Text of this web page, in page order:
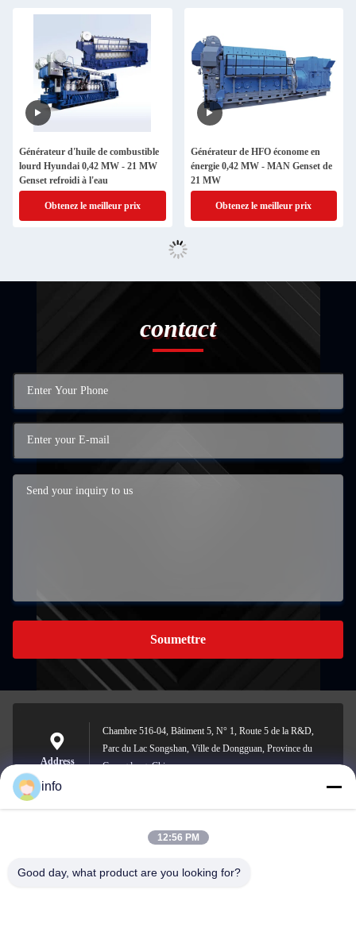
Générateur d'huile de combustible
lourd Hyundai 0,42 MW - 21 MW
Genset refroidi à l'eau
Obtenez le meilleur prix
Générateur de HFO économe en
énergie 0,42 MW - MAN Genset de
21 MW
Obtenez le meilleur prix
contact
Soumettre
Address
Chambre 516-04, Bâtiment 5, N° 1, Route 5 de la R&D,
Parc du Lac Songshan, Ville de Dongguan, Province du
Guangdong, Chine
info@gdpowerplus.com
info
12:56 PM
Good day, what product are you looking for?